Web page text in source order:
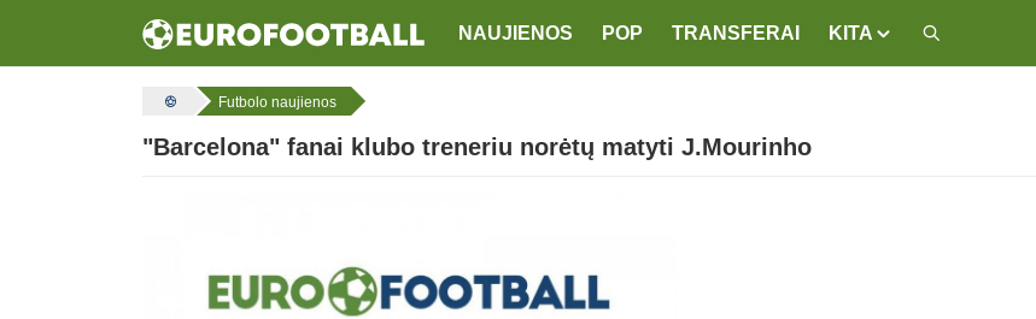
NAUJIENOS POP TRANSFERAI KITA
Futbolo naujienos
"Barcelona" fanai klubo treneriu norėtų matyti J.Mourinho